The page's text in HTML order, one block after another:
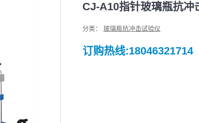
CJ-A10指针玻璃瓶抗冲
分类： 玻璃瓶抗冲击试验仪
订购热线:18046321714